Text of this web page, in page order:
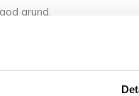
grund.
flot fareskala i høj